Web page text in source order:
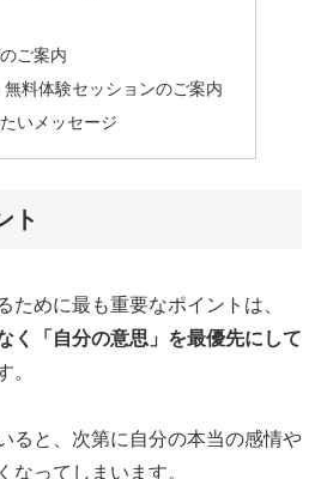
ご案内
料体験セッションのご案内
いメッセージ
ト
ために最も重要なポイントは、
く「自分の意思」を最優先にして
。
ると、次第に自分の本当の感情や
なってしまいます。